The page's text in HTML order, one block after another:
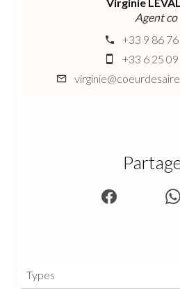
Agent co
+33 9 86
+33 6 25
Types